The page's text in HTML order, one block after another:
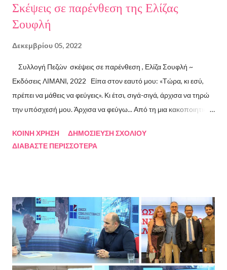
Σκέψεις σε παρένθεση της Ελίζας
Σουφλή
Δεκεμβρίου 05, 2022
Συλλογή Πεζών σκέψεις σε παρένθεση , Ελίζα Σουφλή ~
Εκδόσεις ΛΙΜΑΝΙ, 2022 Είπα στον εαυτό μου: «Τώρα, κι εσύ,
πρέπει να μάθεις να φεύγεις». Κι έτσι, σιγά-σιγά, άρχισα να τηρώ
την υπόσχεσή μου. Άρχισα να φεύγω... Από τη μια κακοποιητική
συμβάσεις ασύμβατες με το εγώ μου, από ταμπέλες που
Σχετικά με την συγγραφέα Η Ελίζα Σουφλή γεννήθηκε το 1989 και
μεγάλωσε στον Πειραιά. Αποφοίτησε από το Τμήμα Νομικής του
Αριστοτελείου Πανεπιστημίου Θεσσαλονίκης. Έχει κάνει επίσης
σπουδές στη μουσική, την ιστορία της τέχνης και τη φιλολογία
στην Ελλάδα και το εξωτερικό. Από το 2008 ασχολείται με την
ΚΟΙΝΉ ΧΡΉΣΗ
ΔΗΜΟΣΊΕΥΣΗ ΣΧΟΛΊΟΥ
ΔΙΑΒΆΣΤΕ ΠΕΡΙΣΣΌΤΕΡΑ